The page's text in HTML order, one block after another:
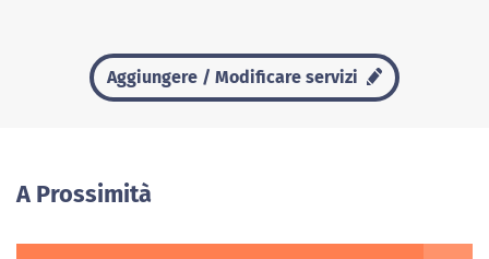
Aggiungere / Modificare servizi
A Prossimità